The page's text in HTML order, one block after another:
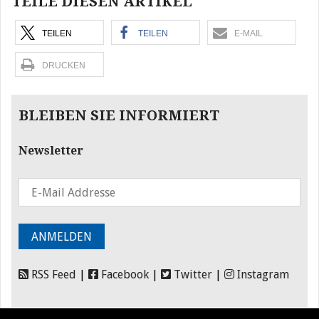
TEILEN TEILEN E-MAIL
DRUCKEN
BLEIBEN SIE INFORMIERT
Newsletter
RSS Feed Facebook Twitter Instagram